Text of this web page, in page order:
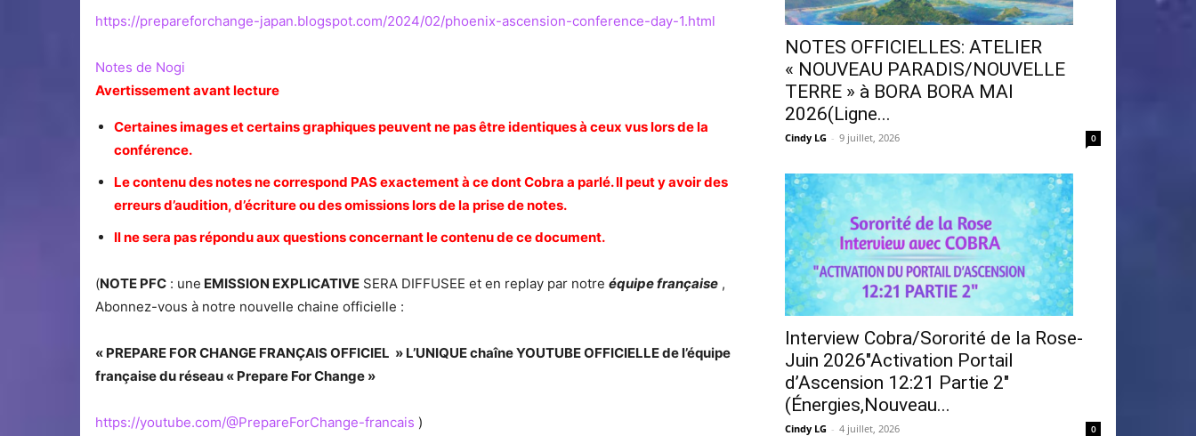
https://prepareforchange-japan.blogspot.com/2024/02/phoenix-ascension-conference-day-1.html
Notes de Nogi
Avertissement avant lecture
Certaines images et certains graphiques peuvent ne pas être identiques à ceux vus lors de la
conférence.
Le contenu des notes ne correspond PAS exactement à ce dont Cobra a parlé. Il peut y avoir des
erreurs d’audition, d’écriture ou des omissions lors de la prise de notes.
Il ne sera pas répondu aux questions concernant le contenu de ce document.
(NOTE PFC : une EMISSION EXPLICATIVE SERA DIFFUSEE et en replay par notre équipe française ,
Abonnez-vous à notre nouvelle chaine officielle :
« PREPARE FOR CHANGE FRANÇAIS OFFICIEL » L’UNIQUE chaîne YOUTUBE OFFICIELLE de l’équipe
française du réseau « Prepare For Change »
https://youtube.com/@PrepareForChange-francais )
NOTES OFFICIELLES: ATELIER
« NOUVEAU PARADIS/NOUVELLE
TERRE » à BORA BORA MAI
2026(Ligne...
Cindy LG - 9 juillet, 2026 0
Interview Cobra/Sororité de la Rose-
Juin 2026″Activation Portail
d’Ascension 12:21 Partie 2″
(Énergies,Nouveau...
Cindy LG - 4 juillet, 2026 0